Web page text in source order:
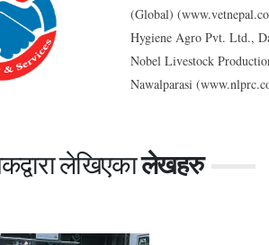
(Global)
Hygiene Agro Pvt. Ltd.,
Nobel Livestock
Nawalparasi
लेखिएकालेखहरु